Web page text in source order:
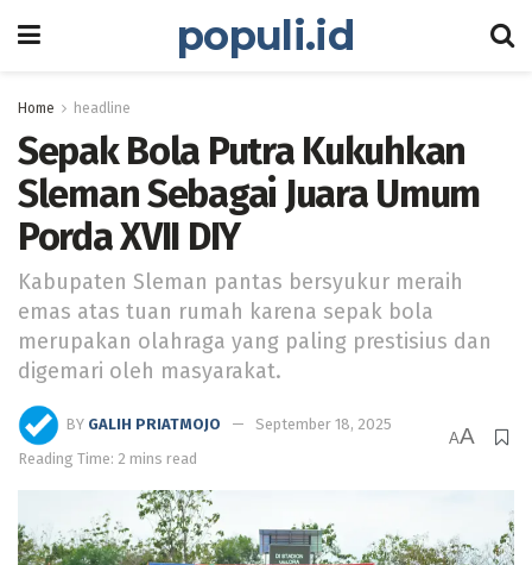
populi.id
Home headline
Sepak Bola Putra Kukuhkan
Sleman Sebagai Juara Umum
Porda XVII DIY
Kabupaten Sleman pantas bersyukur meraih
emas atas tuan rumah karena sepak bola
merupakan olahraga yang paling prestisius dan
digemari oleh masyarakat.
BY GALIH PRIATMOJO
September 18, 2025
Reading Time: 2 mins read
AA